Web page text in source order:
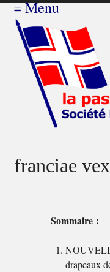
≡Menu
franciae
Sommaire :
drapeaux